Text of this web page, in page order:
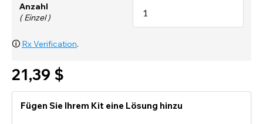
Anzahl
( Einzel )
🛈 Rx Verification.
21,39 $
Fügen Sie Ihrem Kit eine Lösung hinzu